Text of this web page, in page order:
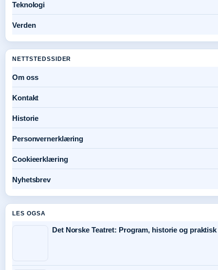
Teknologi
Verden
NETTSTEDSSIDER
Om oss
Kontakt
Historie
Personvernerklæring
Cookieerklæring
Nyhetsbrev
LES OGSA
Det Norske Teatret: Program, historie og